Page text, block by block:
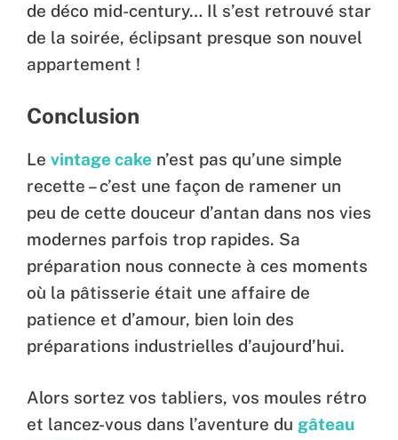
de déco mid-century… Il s’est retrouvé star
de la soirée, éclipsant presque son nouvel
appartement !
Conclusion
Le vintage cake n’est pas qu’une simple
recette – c’est une façon de ramener un
peu de cette douceur d’antan dans nos vies
modernes parfois trop rapides. Sa
préparation nous connecte à ces moments
où la pâtisserie était une affaire de
patience et d’amour, bien loin des
préparations industrielles d’aujourd’hui.
Alors sortez vos tabliers, vos moules rétro
et lancez-vous dans l’aventure du gâteau